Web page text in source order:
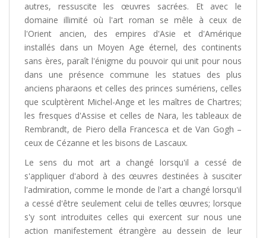
autres, ressuscite les œuvres sacrées. Et avec le
domaine illimité où l'art roman se mêle à ceux de
l'Orient ancien, des empires d'Asie et d'Amérique
installés dans un Moyen Age éternel, des continents
sans ères, paraît l'énigme du pouvoir qui unit pour nous
dans une présence commune les statues des plus
anciens pharaons et celles des princes sumériens, celles
que sculptèrent Michel-Ange et les maîtres de Chartres;
les fresques d'Assise et celles de Nara, les tableaux de
Rembrandt, de Piero della Francesca et de Van Gogh –
ceux de Cézanne et les bisons de Lascaux.
Le sens du mot art a changé lorsqu'il a cessé de
s'appliquer d'abord à des œuvres destinées à susciter
l'admiration, comme le monde de l'art a changé lorsqu'il
a cessé d'être seulement celui de telles œuvres; lorsque
s'y sont introduites celles qui exercent sur nous une
action manifestement étrangère au dessein de leur